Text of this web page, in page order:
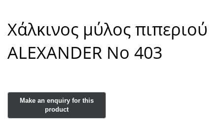
Χάλκινος μύλος πιπεριού
ALEXANDER Νο 403